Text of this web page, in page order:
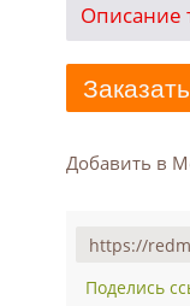
Описание
Добавить в
Поделись